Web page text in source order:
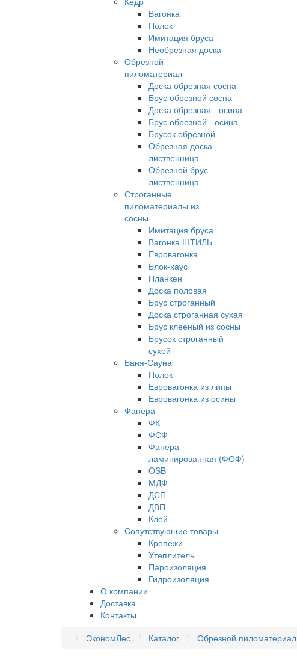
Вагонка
Полок
Имитация бруса
Необрезная доска
Обрезной
пиломатериал
Доска обрезная сосна
Брус обрезной сосна
Доска обрезная - осина
Брус обрезной - осина
Брусок обрезной
Обрезная доска
лиственница
Обрезной брус
лиственница
Строганные
пиломатериалы из
сосны
Имитация бруса
Вагонка ШТИЛЬ
Евровагонка
Блок-хаус
Планкен
Доска половая
Брус строганный
Доска строганная сухая
Брус клееный из сосны
Брусок строганный
сухой
Баня-Сауна
Полок
Евровагонка из липы
Евровагонка из осины
Фанера
ФК
ФСФ
Фанера
ламинированная (ФОФ)
OSB
МДФ
ДСП
ДВП
Клей
Сопутствующие товары
Крепежи
Утеплитель
Пароизоляция
Гидроизоляция
О компании
Доставка
Контакты
ЭкономЛес
Каталог Обрезной пиломатериал